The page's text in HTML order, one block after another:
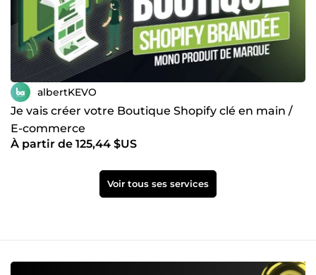
albertKEVO
Je vais créer votre Boutique Shopify clé en main /
E-commerce
À partir de 125,44 $US
Voir tous ses services